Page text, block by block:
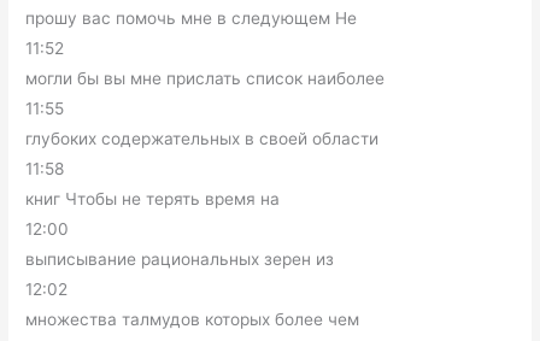
прошу вас помочь мне в следующем Не
11:52
могли бы вы мне прислать список наиболее
11:55
глубоких содержательных в своей области
11:58
книг Чтобы не терять время на
12:00
выписывание рациональных зерен из
12:02
множества талмудов которых более чем